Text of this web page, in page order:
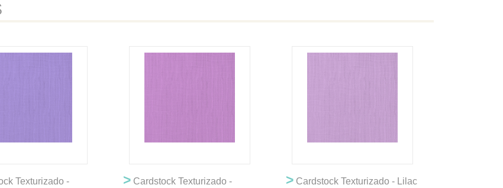
Texturizado -
>Cardstock Texturizado -
>Cardstock Texturizado - Lilac